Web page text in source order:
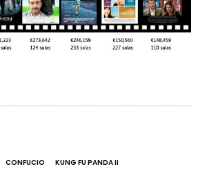
CONFUCIO
KUNG FU PANDA II